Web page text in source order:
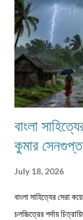
বাংলা
কুমার সেনগুপ্ত
July 18, 2026
বাংলা সাহিত্যের সেরা
চলচ্চিত্রের পর্দায়